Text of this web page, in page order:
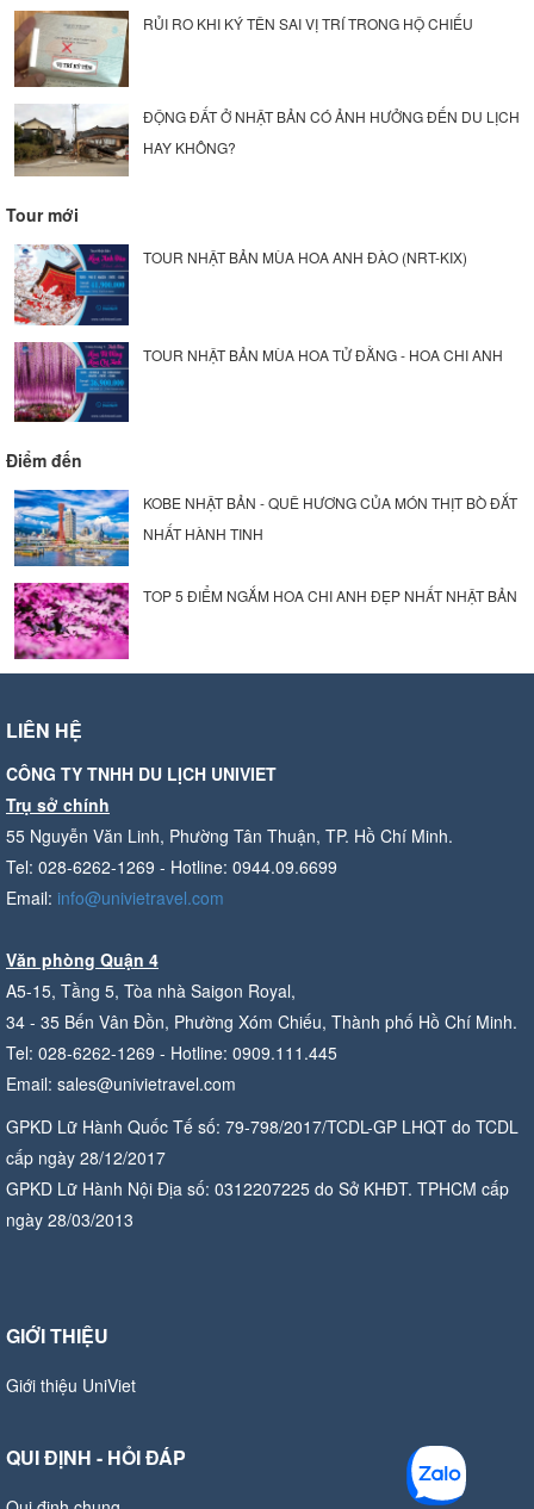
RỦI RO KHI KÝ TÊN SAI VỊ TRÍ TRONG HỘ CHIẾU
ĐỘNG ĐẤT Ở NHẬT BẢN CÓ ẢNH HƯỞNG ĐẾN DU LỊCH
HAY KHÔNG?
Tour mới
TOUR NHẬT BẢN MÙA HOA ANH ĐÀO (NRT-KIX)
TOUR NHẬT BẢN MÙA HOA TỬ ĐẰNG - HOA CHI ANH
Điểm đến
KOBE NHẬT BẢN - QUÊ HƯƠNG CỦA MÓN THỊT BÒ ĐẮT
NHẤT HÀNH TINH
TOP 5 ĐIỂM NGẮM HOA CHI ANH ĐẸP NHẤT NHẬT BẢN
LIÊN HỆ
CÔNG TY TNHH DU LỊCH UNIVIET
Trụ sở chính
55 Nguyễn Văn Linh, Phường Tân Thuận, TP. Hồ Chí Minh.
Tel: 028-6262-1269 - Hotline: 0944.09.6699
Email: info@univietravel.com
Văn phòng Quận 4
A5-15, Tầng 5, Tòa nhà Saigon Royal,
34 - 35 Bến Vân Đồn, Phường Xóm Chiếu, Thành phố Hồ Chí Minh.
Tel: 028-6262-1269 - Hotline: 0909.111.445
Email: sales@univietravel.com
GPKD Lữ Hành Quốc Tế số: 79-798/2017/TCDL-GP LHQT do TCDL
cấp ngày 28/12/2017
GPKD Lữ Hành Nội Địa số: 0312207225 do Sở KHĐT. TPHCM cấp
ngày 28/03/2013
GIỚI THIỆU
Giới thiệu UniViet
QUI ĐỊNH - HỎI ĐÁP